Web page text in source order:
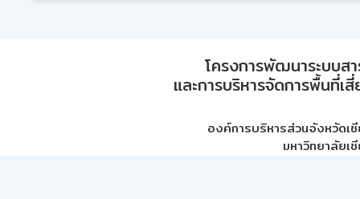
โครงการพัฒนาระบบส
และการบริหารจัดการพื้นที่เ
องค์การบริหารส่วนจังหวัดเ
มหาวิทยาลัยเ